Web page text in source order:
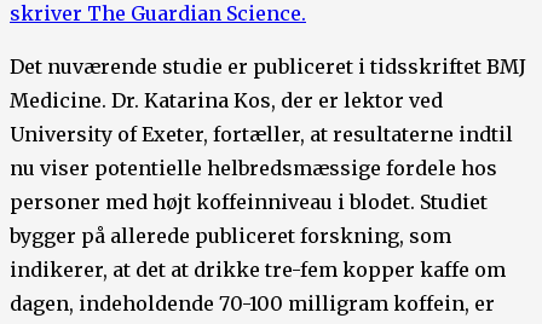
skriver The Guardian Science.
Det nuværende studie er publiceret i tidsskriftet BMJ
Medicine. Dr. Katarina Kos, der er lektor ved
University of Exeter, fortæller, at resultaterne indtil
nu viser potentielle helbredsmæssige fordele hos
personer med højt koffeinniveau i blodet. Studiet
bygger på allerede publiceret forskning, som
indikerer, at det at drikke tre-fem kopper kaffe om
dagen, indeholdende 70-100 milligram koffein, er